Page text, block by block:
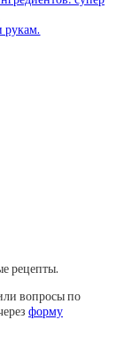
рукам.
рецепты.
вопросы по
форму